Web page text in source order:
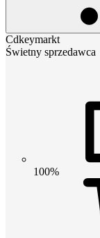
Cdkeymarkt
Świetny sprzedawca
100%